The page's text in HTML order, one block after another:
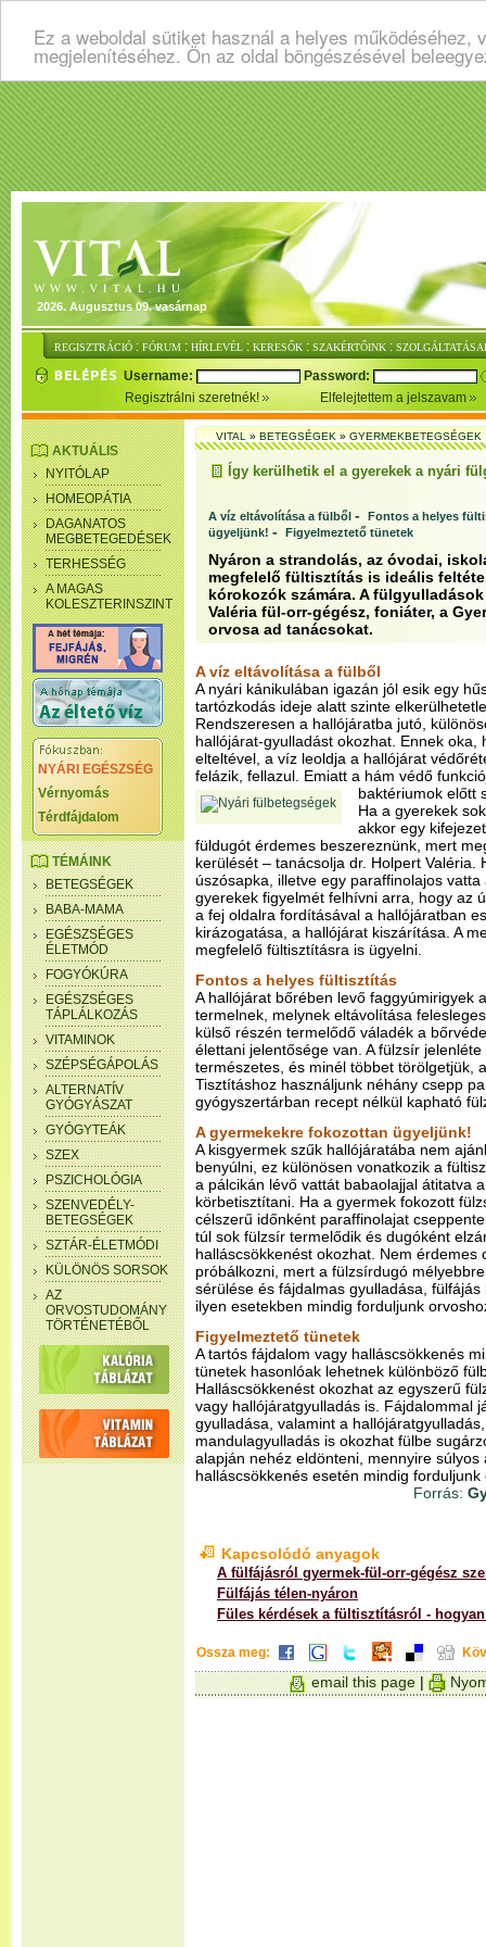
Ez a weboldal sütiket használ a helyes
megjelenítéséhez. Ön az oldal böngészésével
2026. Augusztus 09. vasárnap
REGISZTRÁCIÓ : FÓRUM : HÍRLEVÉL : KERESŐK : SZAKÉRTŐINK :
Username:
Password:
Regisztrálni szeretnék!
Elfelejtettem a jelszavam
AKTUÁLIS
NYITÓLAP
HOMEOPÁTIA
DAGANATOS
MEGBETEGEDÉSEK
TERHESSÉG
A MAGAS
KOLESZTERINSZINT
NYÁRI EGÉSZSÉG
Vérnyomás
Térdfájdalom
TÉMÁINK
BETEGSÉGEK
BABA-MAMA
EGÉSZSÉGES
ÉLETMÓD
FOGYÓKÚRA
EGÉSZSÉGES
TÁPLÁLKOZÁS
VITAMINOK
SZÉPSÉGÁPOLÁS
ALTERNATÍV
GYÓGYÁSZAT
GYÓGYTEÁK
SZEX
PSZICHOLÓGIA
SZENVEDÉLY-
BETEGSÉGEK
SZTÁR-ÉLETMÓDI
KÜLÖNÖS SORSOK
AZ
ORVOSTUDOMÁNY
TÖRTÉNETÉBŐL
VITAL»BETEGSÉGEK»GYERMEKBETEGSÉGEK
Így kerülhetik el a gyerekek a nyári
A víz eltávolítása a fülből - Fontos a helyes
ügyeljünk! - Figyelmeztető tünetek
Nyáron a strandolás, az óvodai,
megfelelő fültisztítás is ideális
kórokozók számára. A
Valéria fül-orr-gégész, foniáter, a
orvosa ad tanácsokat.
A víz eltávolítása a fülből
A nyári kánikulában igazán jól esik egy
tartózkodás ideje alatt szinte
Rendszeresen a hallójáratba jutó,
hallójárat-gyulladást okozhat. Ennek oka,
elteltével, a víz leoldja a hallójárat
felázik, fellazul. Emiatt a hám védő
baktériumok előtt
Ha a gyerekek
akkor egy
füldugót érdemes beszereznünk, mert
kerülését – tanácsolja dr. Holpert Valéria.
úszósapka, illetve egy paraffinolajos
gyerekek figyelmét felhívni arra, hogy az
a fej oldalra fordításával a hallójáratban
kirázogatása, a hallójárat kiszárítása. A
megfelelő fültisztításra is ügyelni.
Fontos a helyes fültisztítás
A hallójárat bőrében levő faggyúmirigyek
termelnek, melynek eltávolítása
külső részén termelődő váladék a
élettani jelentősége van. A fülzsír
természetes, és minél többet törölgetjük,
Tisztításhoz használjunk néhány csepp
gyógyszertárban recept nélkül kapható
A gyermekekre fokozottan ügyeljünk!
A kisgyermek szűk hallójáratába nem
benyúlni, ez különösen vonatkozik a
a pálcikán lévő vattát babaolajjal átitatva
körbetisztítani. Ha a gyermek fokozott
célszerű időnként paraffinolajat
túl sok fülzsír termelődik és dugóként
halláscsökkenést okozhat. Nem érdemes
próbálkozni, mert a fülzsírdugó
sérülése és fájdalmas gyulladása,
ilyen esetekben mindig forduljunk
Figyelmeztető tünetek
A tartós fájdalom vagy halláscsökkenés
tünetek hasonlóak lehetnek különböző
Halláscsökkenést okozhat az egyszerű
vagy hallójáratgyulladás is. Fájdalommal
gyulladása, valamint a
mandulagyulladás is okozhat fülbe
alapján nehéz eldönteni, mennyire
halláscsökkenés esetén mindig forduljunk
Forrás:
Kapcsolódó anyagok
A fülfájásról gyermek-fül-orr-gégész
Fülfájás télen-nyáron
Füles kérdések a fültisztításról -
Ossza meg:
email this page |